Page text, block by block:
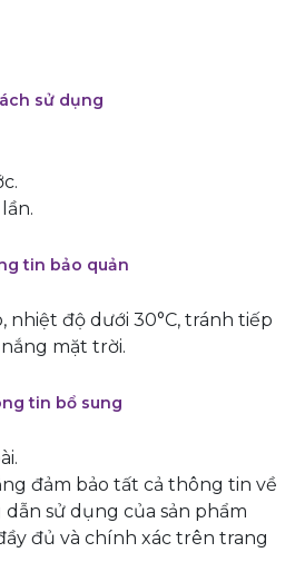
sử dụng
tin bảo quản
nhiệt độ dưới 30°C, tránh tiếp
mặt trời.
tin bổ sung
đảm bảo tất cả thông tin về
sử dụng của sản phẩm
đủ và chính xác trên trang